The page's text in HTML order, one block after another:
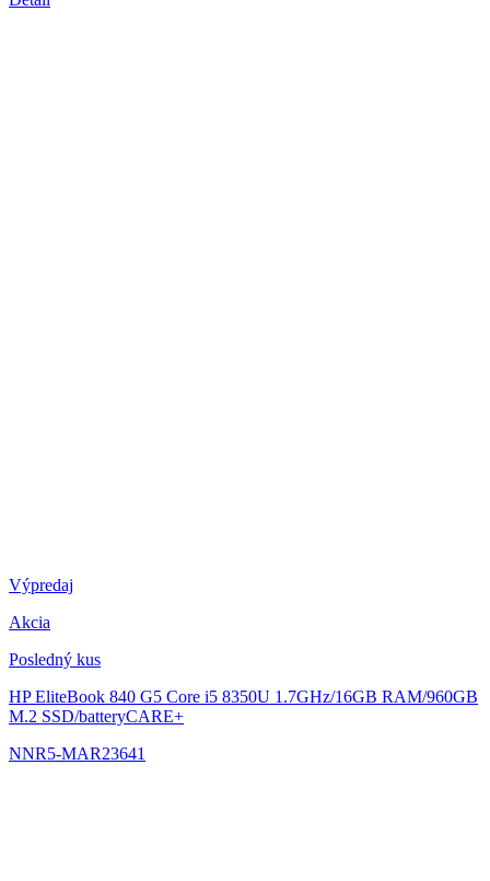
Výpredaj
Akcia
Posledný kus
HP EliteBook 840 G5 Core i5 8350U 1.7GHz/16GB RAM/960GB
M.2 SSD/batteryCARE+
NNR5-MAR23641